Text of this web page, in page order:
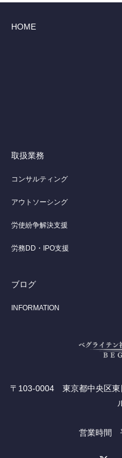
HOME
取扱業務
コンサルティング
アウトソーシング
労使紛争解決支援
労務DD・IPO支援
ブログ
INFORMATION
〒103-0004 東京都中央区
営業時間